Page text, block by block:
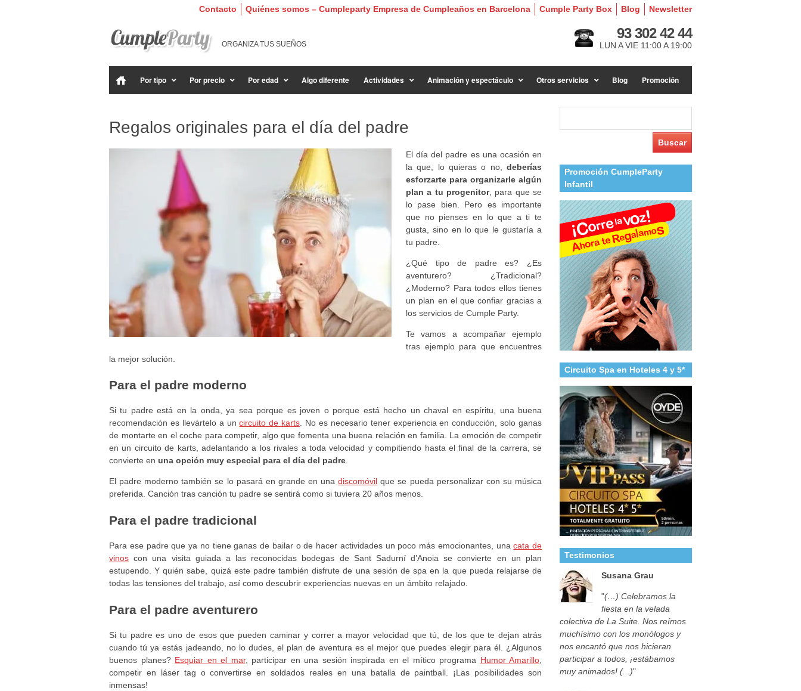
Newsletter
Blog
Cumple Party Box
Quiénes somos – Cumpleparty Empresa de Cumpleaños en Barcelona
Contacto
ORGANIZA TUS SUEÑOS
93 302 42 44
LUN A VIE 11:00 A 19:00
Por tipo Por precio Por edad Algo diferente Actividades Animación y espectáculo Otros servicios Blog Promoción
Regalos originales para el día del padre
El día del padre es una ocasión en
la que, lo quieras o no, deberías
esforzarte para organizarle algún
plan a tu progenitor, para que se
lo pase bien. Pero es importante
que no pienses en lo que a ti te
gusta, sino en lo que le gustaría a
tu padre.
¿Qué tipo de padre es? ¿Es
aventurero? ¿Tradicional?
¿Moderno? Para todos ellos tienes
un plan en el que confiar gracias a
los servicios de Cumple Party.
Te vamos a acompañar ejemplo
tras ejemplo para que encuentres
la mejor solución.
Para el padre moderno
Si tu padre está en la onda, ya sea porque es joven o porque está hecho un chaval en espíritu, una buena
recomendación es llevártelo a uncircuito de karts. No es necesario tener experiencia en conducción, solo ganas
de montarte en el coche para competir, algo que fomenta una buena relación en familia. La emoción de competir
en un circuito de karts, adelantando a los rivales a toda velocidad y compitiendo hasta el final de la carrera, se
convierte en una opción muy especial para el día del padre.
El padre moderno también se lo pasará en grande en unadiscomóvil que se pueda personalizar con su música
preferida. Canción tras canción tu padre se sentirá como si tuviera 20 años menos.
Para el padre tradicional
Para ese padre que ya no tiene ganas de bailar o de hacer actividades un poco más emocionantes, unacata de
vinos con una visita guiada a las reconocidas bodegas de Sant Sadurní d’Anoia se convierte en un plan
estupendo. Y quién sabe, quizá este padre también disfrute de una sesión de spa en la que pueda relajarse de
todas las tensiones del trabajo, así como descubrir experiencias nuevas en un ámbito relajado.
Para el padre aventurero
Si tu padre es uno de esos que pueden caminar y correr a mayor velocidad que tú, de los que te dejan atrás
cuando tú ya estás jadeando, no lo dudes, el plan de aventura es el mejor que puedes elegir para él. ¿Algunos
buenos planes? Esquiar en el mar, participar en una sesión inspirada en el mítico programa Humor Amarillo
competir en láser tag o convertirse en soldados reales en una batalla de paintball. ¡Las posibilidades son
inmensas!
Promoción CumpleParty
Infantil
Circuito Spa en Hoteles 4 y 5*
Testimonios
Susana Grau
"(…) Celebramos la
fiesta en la velada
colectiva de La Suite. Nos reímos
muchísimo con los monólogos y
nos encantó que nos hicieran
participar a todos, ¡estábamos
muy animados! (...)"